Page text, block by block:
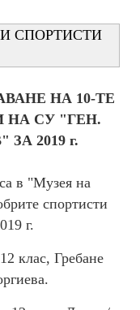
19
СПОРТИСТИ
НА 10-ТЕ
НА СУ "ГЕН.
2019 г.
в "Музея на
спортисти
г.
клас, Гребане